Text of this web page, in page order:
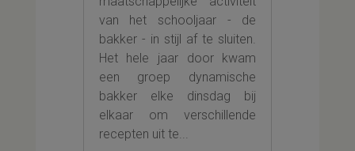
van het schooljaar - de
bakker - in stijl af te sluiten.
Het hele jaar door kwam
een groep dynamische
bakker elke dinsdag bij
elkaar om verschillende
recepten uit te...